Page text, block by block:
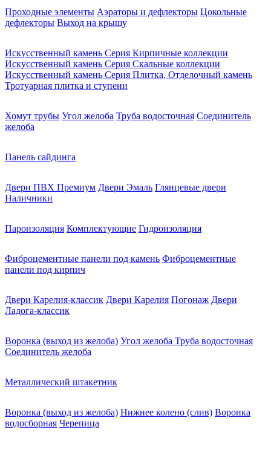
Проходные элементы Аэраторы и дефлекторы Цокольные
дефлекторы Выход на крышу
Искусственный камень Серия Кирпичные коллекции
Искусственный камень Серия Скальные коллекции
Искусственный камень Серия Плитка, Отделочный камень
Тротуарная плитка и ступени
Хомут трубы Угол желоба Труба водосточная Соединитель
желоба
Панель сайдинга
Двери ПВХ Премиум Двери Эмаль Глянцевые двери
Наличники
Пароизоляция Комплектующие Гидроизоляция
Фиброцементные панели под камень Фиброцементные
панели под кирпич
Двери Карелия-классик Двери Карелия Погонаж Двери
Ладога-классик
Воронка (выход из желоба) Угол желоба Труба водосточная
Соединитель желоба
Металлический штакетник
Воронка (выход из желоба) Нижнее колено (слив) Воронка
водосборная Черепица